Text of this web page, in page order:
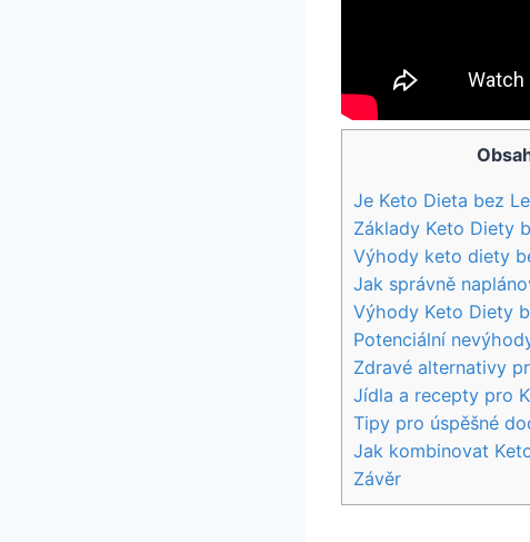
Je Keto Dieta bez
Základy​ Keto Diety
Výhody keto diety
Jak správně
Výhody⁤ Keto⁤ Diety
Potenciální
Zdravé alternativy
Jídla a recepty ​pro
Tipy ​pro úspěšné
Jak kombinovat
Závěr